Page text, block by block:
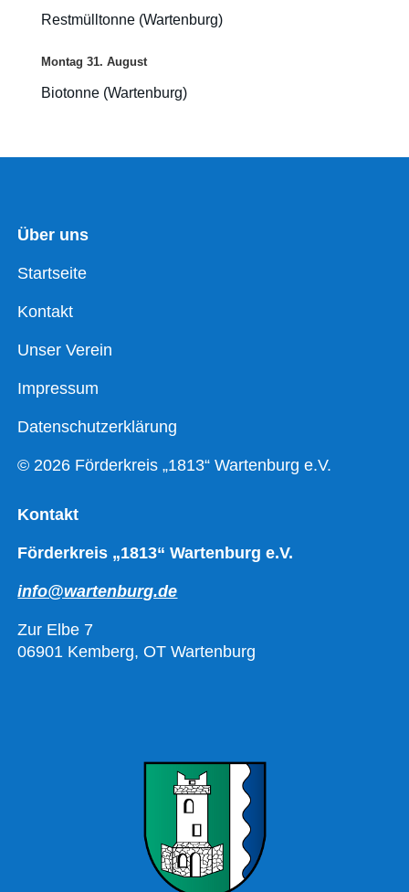
Restmülltonne (Wartenburg)
Montag 31. August
Biotonne (Wartenburg)
Über uns
Startseite
Kontakt
Unser Verein
Impressum
Datenschutzerklärung
© 2026 Förderkreis „1813“ Wartenburg e.V.
Kontakt
Förderkreis „1813“ Wartenburg e.V.
info@wartenburg.de
Zur Elbe 7
06901 Kemberg, OT Wartenburg